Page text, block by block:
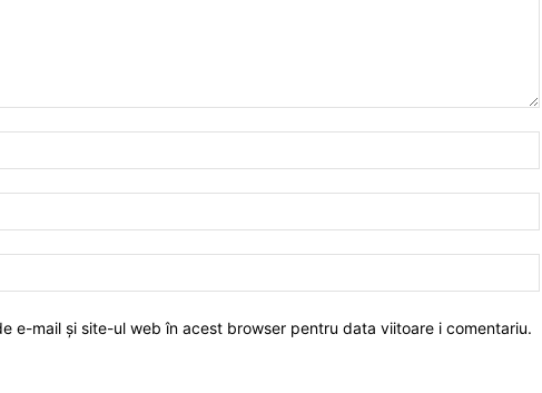
e-mail și site-ul web în acest browser pentru data viitoare i comentariu.